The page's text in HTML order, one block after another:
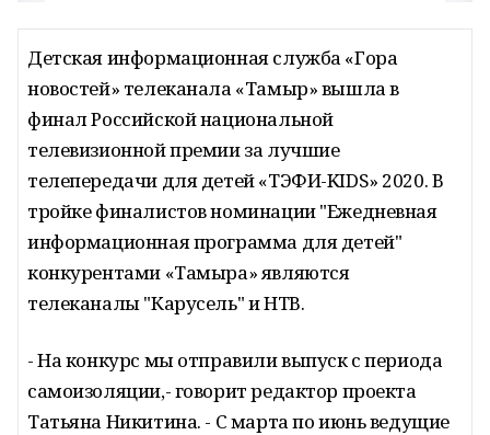
Детская информационная служба «Гора
новостей» телеканала «Тамыр» вышла в
финал Российской национальной
телевизионной премии за лучшие
телепередачи для детей «ТЭФИ-KIDS» 2020. В
тройке финалистов номинации "Ежедневная
информационная программа для детей"
конкурентами «Тамыра» являются
телеканалы "Карусель" и НТВ.
- На конкурс мы отправили выпуск с периода
самоизоляции,- говорит редактор проекта
Татьяна Никитина. - С марта по июнь ведущие